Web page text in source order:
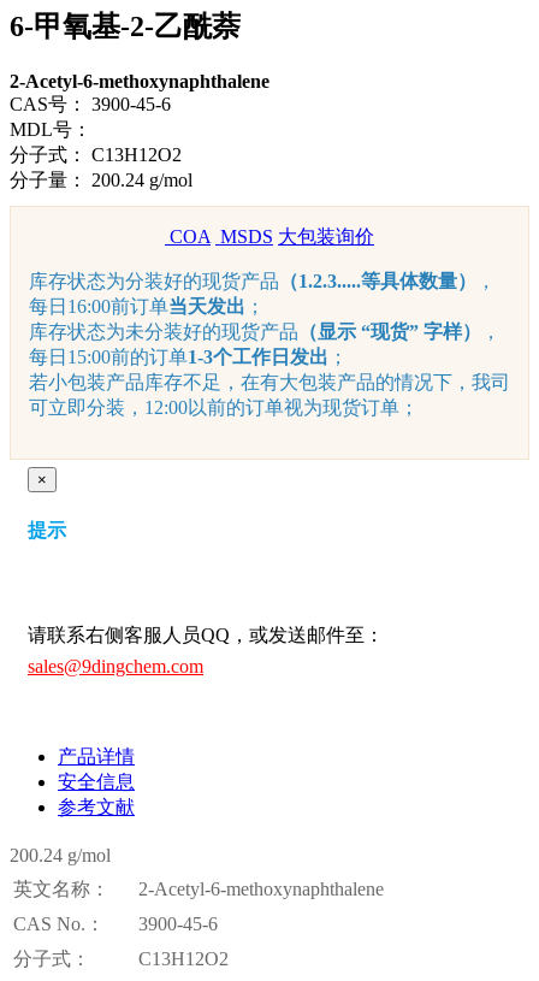
6-甲氧基-2-乙酰萘
2-Acetyl-6-methoxynaphthalene
CAS号：
3900-45-6
MDL号：
分子式：
C13H12O2
分子量：
200.24 g/mol
COA MSDS 大包装询价
库存状态为分装好的现货产品 （1.2.3.....等具体数量）
，
每日16:00前订单当天发出 ；
库存状态为未分装好的现货产品 （显示 “现货” 字样）
，
每日15:00前的订单1-3个工作日发出 ；
若小包装产品库存不足，在有大包装产品的情况下，我司
可立即分装，12:00以前的订单视为现货订单；
×
提示
请联系右侧客服人员QQ，或发送邮件至：
sales@9dingchem.com
产品详情
安全信息
参考文献
200.24 g/mol
英文名称：
2-Acetyl-6-methoxynaphthalene
CAS No.：
3900-45-6
分子式：
C13H12O2